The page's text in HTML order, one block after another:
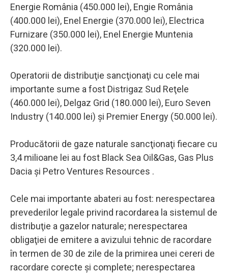
Energie România (450.000 lei), Engie România
(400.000 lei), Enel Energie (370.000 lei), Electrica
Furnizare (350.000 lei), Enel Energie Muntenia
(320.000 lei).
Operatorii de distribuţie sancţionaţi cu cele mai
importante sume a fost Distrigaz Sud Reţele
(460.000 lei), Delgaz Grid (180.000 lei), Euro Seven
Industry (140.000 lei) şi Premier Energy (50.000 lei).
Producătorii de gaze naturale sancţionaţi fiecare cu
3,4 milioane lei au fost Black Sea Oil&Gas, Gas Plus
Dacia şi Petro Ventures Resources .
Cele mai importante abateri au fost: nerespectarea
prevederilor legale privind racordarea la sistemul de
distribuţie a gazelor naturale; nerespectarea
obligaţiei de emitere a avizului tehnic de racordare
în termen de 30 de zile de la primirea unei cereri de
racordare corecte şi complete; nerespectarea